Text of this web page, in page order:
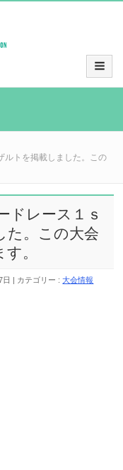
トを掲載しました。この
ドレース１ｓ
。この大会
。
日 カテゴリー :大会情報